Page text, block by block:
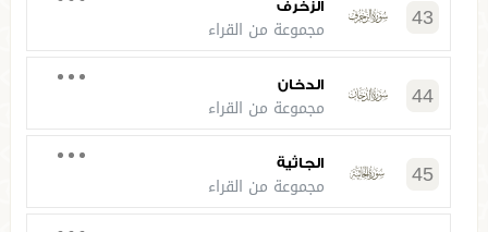
43 الزخرف
مجموعة من القراء
44 الدخان
مجموعة من القراء
45 الجاثية
مجموعة من القراء